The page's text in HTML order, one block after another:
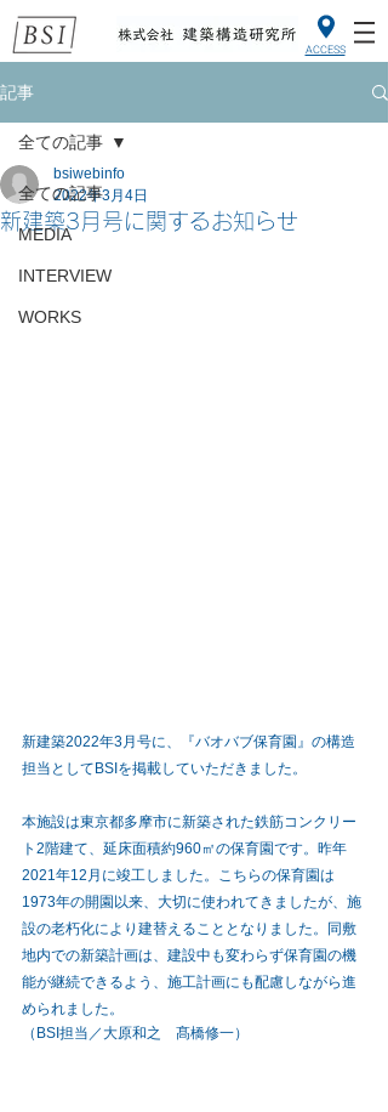
ACCESS
記事
全ての記事
MEDIA
INTERVIEW
WORKS
全ての記事
新建築3月号に関するお知らせ
bsiwebinfo
2022年3月4日
新建築2022年3月号に、『バオバブ保育園』の構造
担当としてBSIを掲載していただきました。
本施設は東京都多摩市に新築された鉄筋コンクリー
ト2階建て、延床面積約960㎡の保育園です。昨年
2021年12月に竣工しました。こちらの保育園は
1973年の開園以来、大切に使われてきましたが、施
設の老朽化により建替えることとなりました。同敷
地内での新築計画は、建設中も変わらず保育園の機
能が継続できるよう、施工計画にも配慮しながら進
められました。
（BSI担当／大原和之 髙橋修一）